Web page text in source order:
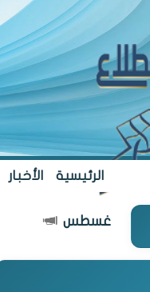
الرئيسية الأخبار